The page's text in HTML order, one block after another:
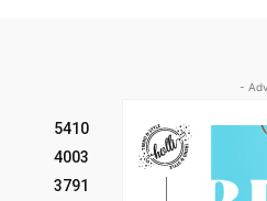
5410
4003
3791
-